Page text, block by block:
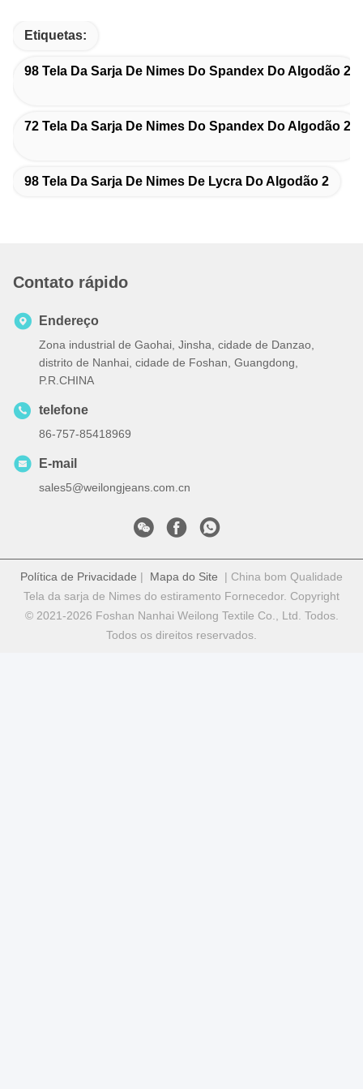
Etiquetas:
98 Tela Da Sarja De Nimes Do Spandex Do Algodão 2
72 Tela Da Sarja De Nimes Do Spandex Do Algodão 2
98 Tela Da Sarja De Nimes De Lycra Do Algodão 2
Contato rápido
Endereço
Zona industrial de Gaohai, Jinsha, cidade de Danzao,
distrito de Nanhai, cidade de Foshan, Guangdong,
P.R.CHINA
telefone
86-757-85418969
E-mail
sales5@weilongjeans.com.cn
Política de Privacidade | Mapa do Site | China bom Qualidade
Tela da sarja de Nimes do estiramento Fornecedor. Copyright
© 2021-2026 Foshan Nanhai Weilong Textile Co., Ltd. Todos.
Todos os direitos reservados.